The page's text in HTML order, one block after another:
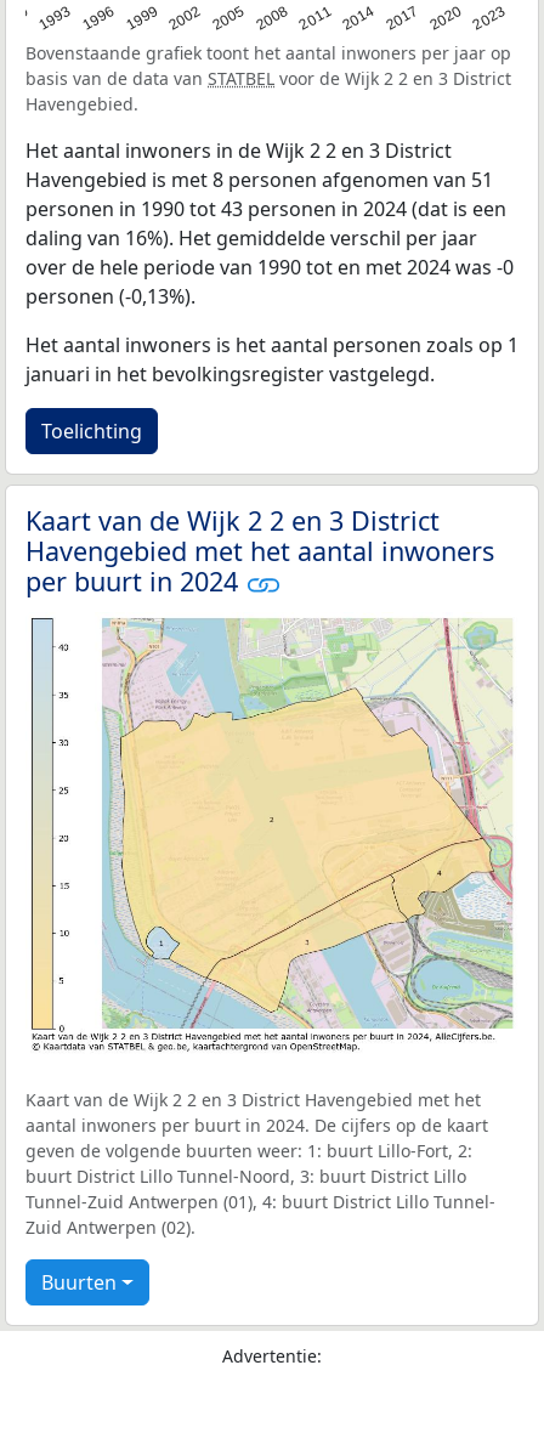
1993 1996 1999 2002 2005 2008 2011 2014 2017 2020 2023
Bovenstaande grafiek toont het aantal inwoners per jaar op
basis van de data van STATBEL voor de Wijk 2 2 en 3 District
Havengebied.
Het aantal inwoners in de Wijk 2 2 en 3 District
Havengebied is met 8 personen afgenomen van 51
personen in 1990 tot 43 personen in 2024 (dat is een
daling van 16%). Het gemiddelde verschil per jaar
over de hele periode van 1990 tot en met 2024 was -0
personen (-0,13%).
Het aantal inwoners is het aantal personen zoals op 1
januari in het bevolkingsregister vastgelegd.
Toelichting
Kaart van de Wijk 2 2 en 3 District
Havengebied met het aantal inwoners
per buurt in 2024
Kaart van de Wijk 2 2 en 3 District Havengebied met het
aantal inwoners per buurt in 2024. De cijfers op de kaart
geven de volgende buurten weer: 1: buurt Lillo-Fort, 2:
buurt District Lillo Tunnel-Noord, 3: buurt District Lillo
Tunnel-Zuid Antwerpen (01), 4: buurt District Lillo Tunnel-
Zuid Antwerpen (02).
Buurten
Advertentie: